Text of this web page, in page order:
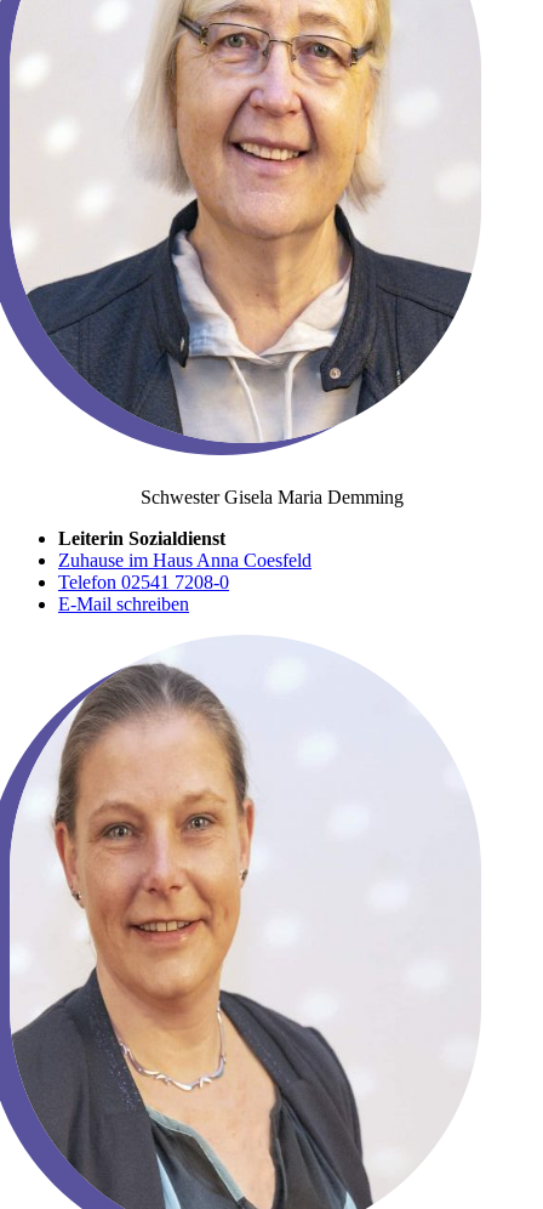
Schwester Gisela Maria Demming
Leiterin Sozialdienst
Zuhause im Haus Anna Coesfeld
Telefon 02541 7208-0
E-Mail schreiben